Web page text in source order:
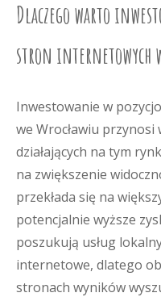
Dlaczego warto
stron internetowych
Inwestowanie w
we Wrocławiu
działających na tym
na zwiększenie
przekłada się na
potencjalnie wyższe
poszukują usług
internetowe, dlatego
stronach wyników